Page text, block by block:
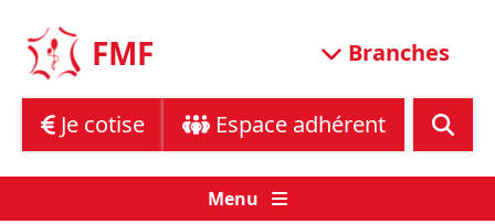
content
FMF Branches
Je cotise Espace adhérent
Menu